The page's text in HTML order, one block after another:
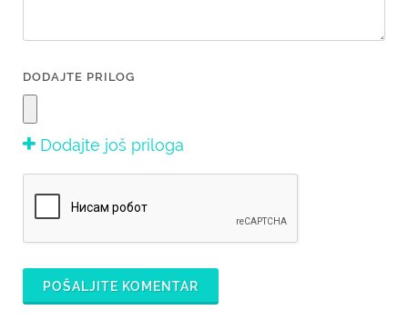
DODAJTE PRILOG
Dodajte još priloga
POŠALJITE KOMENTAR